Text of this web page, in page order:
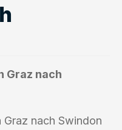
Graz nach
nach Swindon